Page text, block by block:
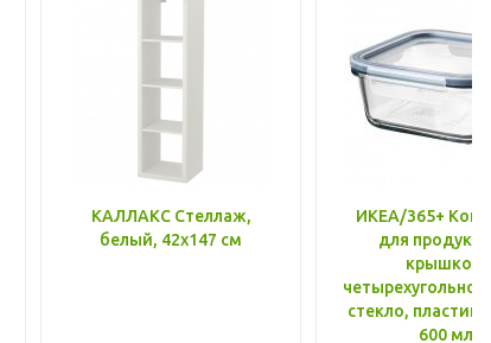
КАЛЛАКС Стеллаж,
белый, 42x147 см
ИКЕА/365+
для
крышкой,
стекло, пластик
600 мл